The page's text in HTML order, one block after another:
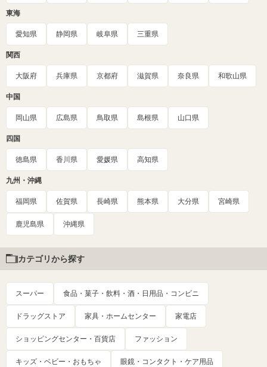
東海
愛知県 静岡県 岐阜県 三重県
関西
大阪府 兵庫県 京都府 滋賀県 奈良県 和歌山県
中国
岡山県 広島県 鳥取県 島根県 山口県
四国
徳島県 香川県 愛媛県 高知県
九州・沖縄
福岡県 佐賀県 長崎県 熊本県 大分県 宮崎県
鹿児島県 沖縄県
カテゴリから探す
スーパー 食品・菓子・飲料・酒・日用品・コンビニ
ドラッグストア 家具・ホームセンター 家電店
ショッピングセンター・百貨店 ファッション
キッズ・ベビー・おもちゃ 眼鏡・コンタクト・ケア用品